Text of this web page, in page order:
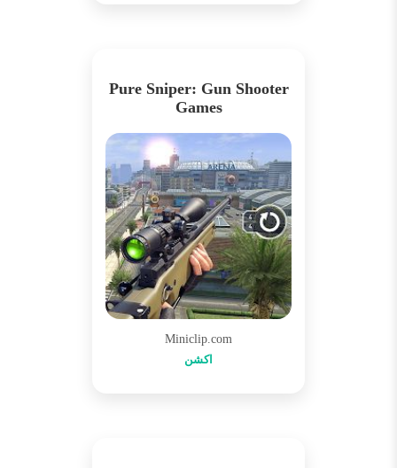
Pure Sniper: Gun Shooter
Games
Miniclip.com
اکشن